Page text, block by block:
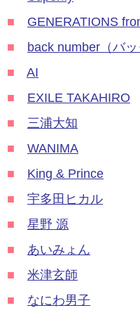
■
GENERATIONS
■
back number（バッ
■
AI
■
EXILE TAKAHIRO
■
三浦大知
■
WANIMA
■
King & Prince
■
宇多田ヒカル
■
星野 源
■
あいみょん
■
米津玄師
■
なにわ男子